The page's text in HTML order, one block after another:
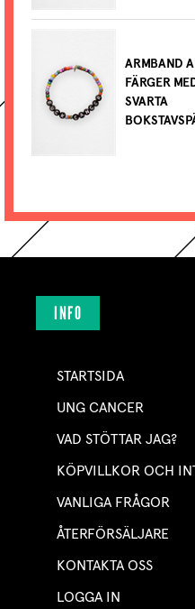
ARMBAND
FÄRGER
SVARTA
INFO
STARTSIDA
UNG CANCER
VAD STÖTTAR JAG?
KÖPVILLKOR OCH
VANLIGA FRÅGOR
ÅTERFÖRSÄLJARE
KONTAKTA OSS
LOGGA IN